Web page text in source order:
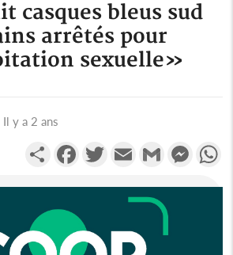
casques bleus sud
arrêtés pour
sexuelle»
Il y a 2 ans
PartagerFacebookTwitterEmail Gmail